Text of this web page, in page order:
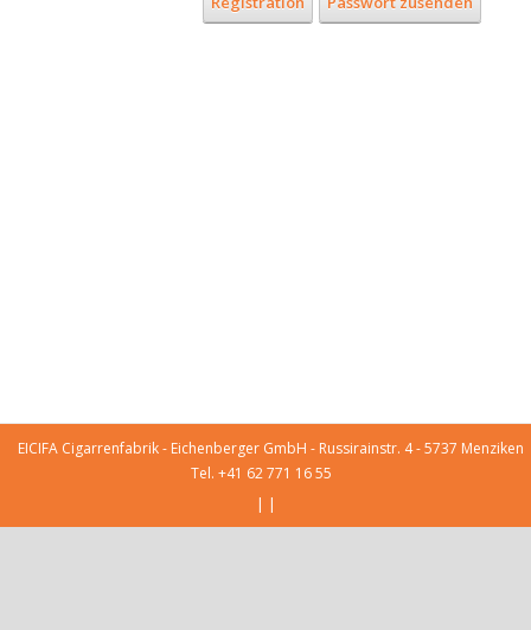
EICIFA Cigarrenfabrik - Eichenberger GmbH - Russirainstr. 4 - 5737 Menziken
Tel. +41 62 771 16 55
| |